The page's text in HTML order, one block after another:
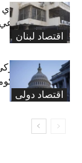
اقتصاد لبنان
المعاش
الضمان الاجتماعي
اقتصاد دولی
«الشيوخ»
لتجنب إغلاق